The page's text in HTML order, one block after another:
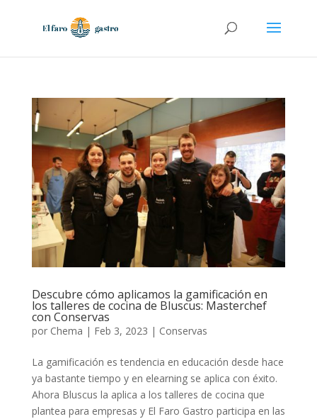
Descubre cómo aplicamos la gamificación en
los talleres de cocina de Bluscus: Masterchef
con Conservas
por Chema | Feb 3, 2023 | Conservas
La gamificación es tendencia en educación desde hace
ya bastante tiempo y en elearning se aplica con éxito.
Ahora Bluscus la aplica a los talleres de cocina que
plantea para empresas y El Faro Gastro participa en las